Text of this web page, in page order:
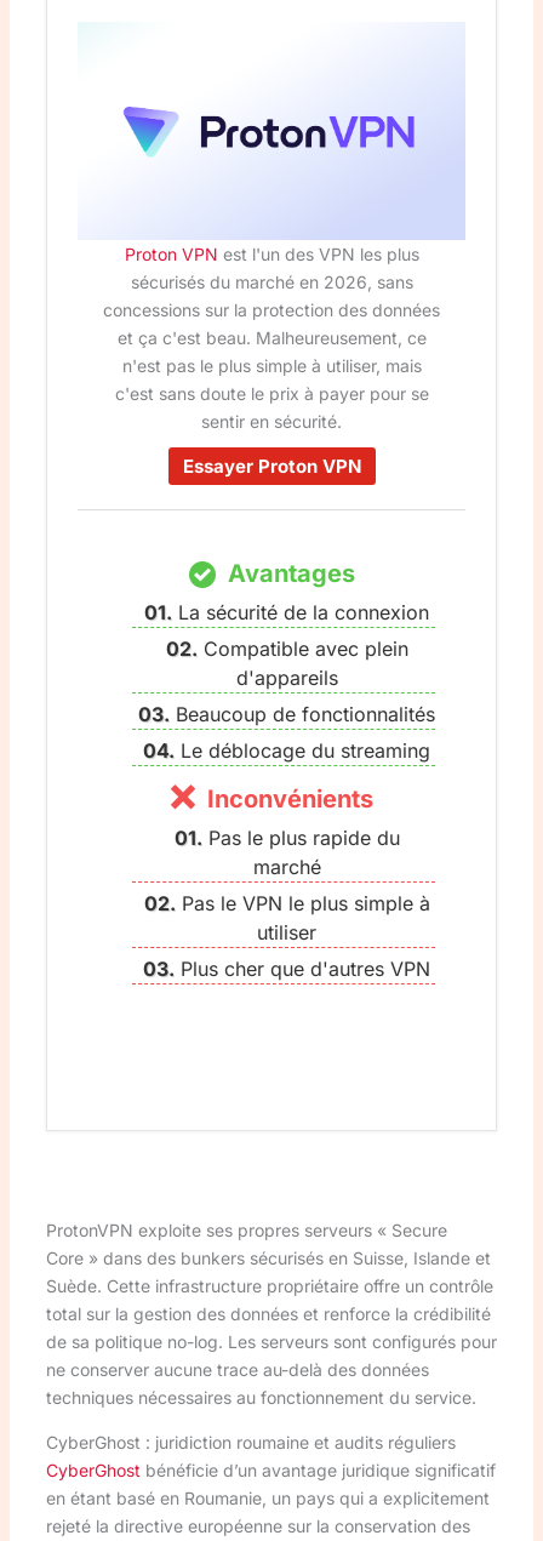
Proton VPN est l'un des VPN les plus
sécurisés du marché en 2026, sans
concessions sur la protection des données
et ça c'est beau. Malheureusement, ce
n'est pas le plus simple à utiliser, mais
c'est sans doute le prix à payer pour se
sentir en sécurité.
Essayer Proton VPN
Avantages
La sécurité de la connexion
Compatible avec plein
d'appareils
Beaucoup de fonctionnalités
Le déblocage du streaming
Inconvénients
Pas le plus rapide du
marché
Pas le VPN le plus simple à
utiliser
Plus cher que d'autres VPN
ProtonVPN exploite ses propres serveurs « Secure
Core » dans des bunkers sécurisés en Suisse, Islande et
Suède. Cette infrastructure propriétaire offre un contrôle
total sur la gestion des données et renforce la crédibilité
de sa politique no-log. Les serveurs sont configurés pour
ne conserver aucune trace au-delà des données
techniques nécessaires au fonctionnement du service.
CyberGhost : juridiction roumaine et audits réguliers
CyberGhost bénéficie d’un avantage juridique significatif
en étant basé en Roumanie, un pays qui a explicitement
rejeté la directive européenne sur la conservation des